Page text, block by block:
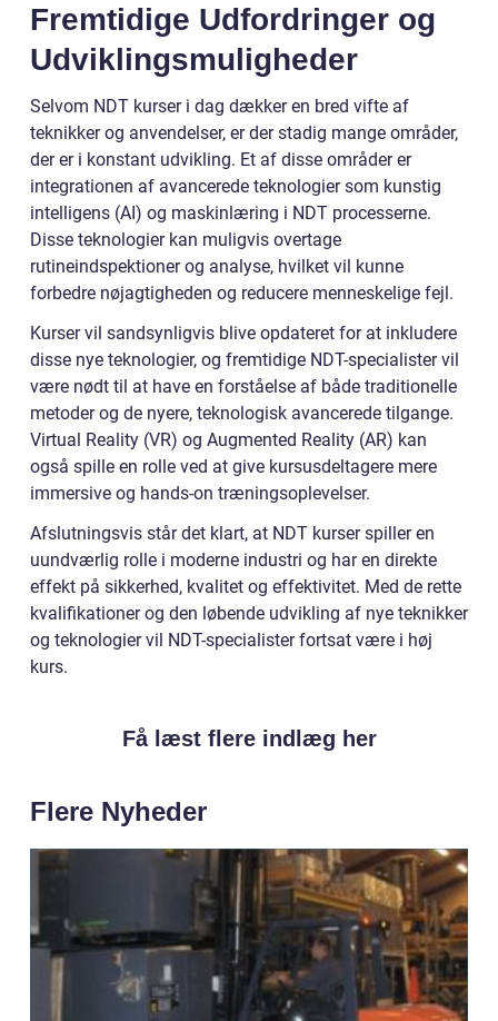
Fremtidige Udfordringer og
Udviklingsmuligheder
Selvom NDT kurser i dag dækker en bred vifte af
teknikker og anvendelser, er der stadig mange områder,
der er i konstant udvikling. Et af disse områder er
integrationen af avancerede teknologier som kunstig
intelligens (AI) og maskinlæring i NDT processerne.
Disse teknologier kan muligvis overtage
rutineindspektioner og analyse, hvilket vil kunne
forbedre nøjagtigheden og reducere menneskelige fejl.
Kurser vil sandsynligvis blive opdateret for at inkludere
disse nye teknologier, og fremtidige NDT-specialister vil
være nødt til at have en forståelse af både traditionelle
metoder og de nyere, teknologisk avancerede tilgange.
Virtual Reality (VR) og Augmented Reality (AR) kan
også spille en rolle ved at give kursusdeltagere mere
immersive og hands-on træningsoplevelser.
Afslutningsvis står det klart, at NDT kurser spiller en
uundværlig rolle i moderne industri og har en direkte
effekt på sikkerhed, kvalitet og effektivitet. Med de rette
kvalifikationer og den løbende udvikling af nye teknikker
og teknologier vil NDT-specialister fortsat være i høj
kurs.
Få læst flere indlæg her
Flere Nyheder